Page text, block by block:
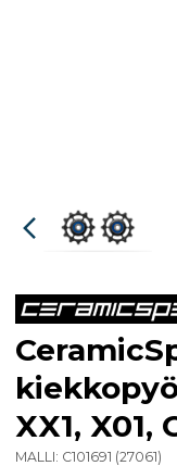
XX1, X01,
MALLI: C101691 (27061)